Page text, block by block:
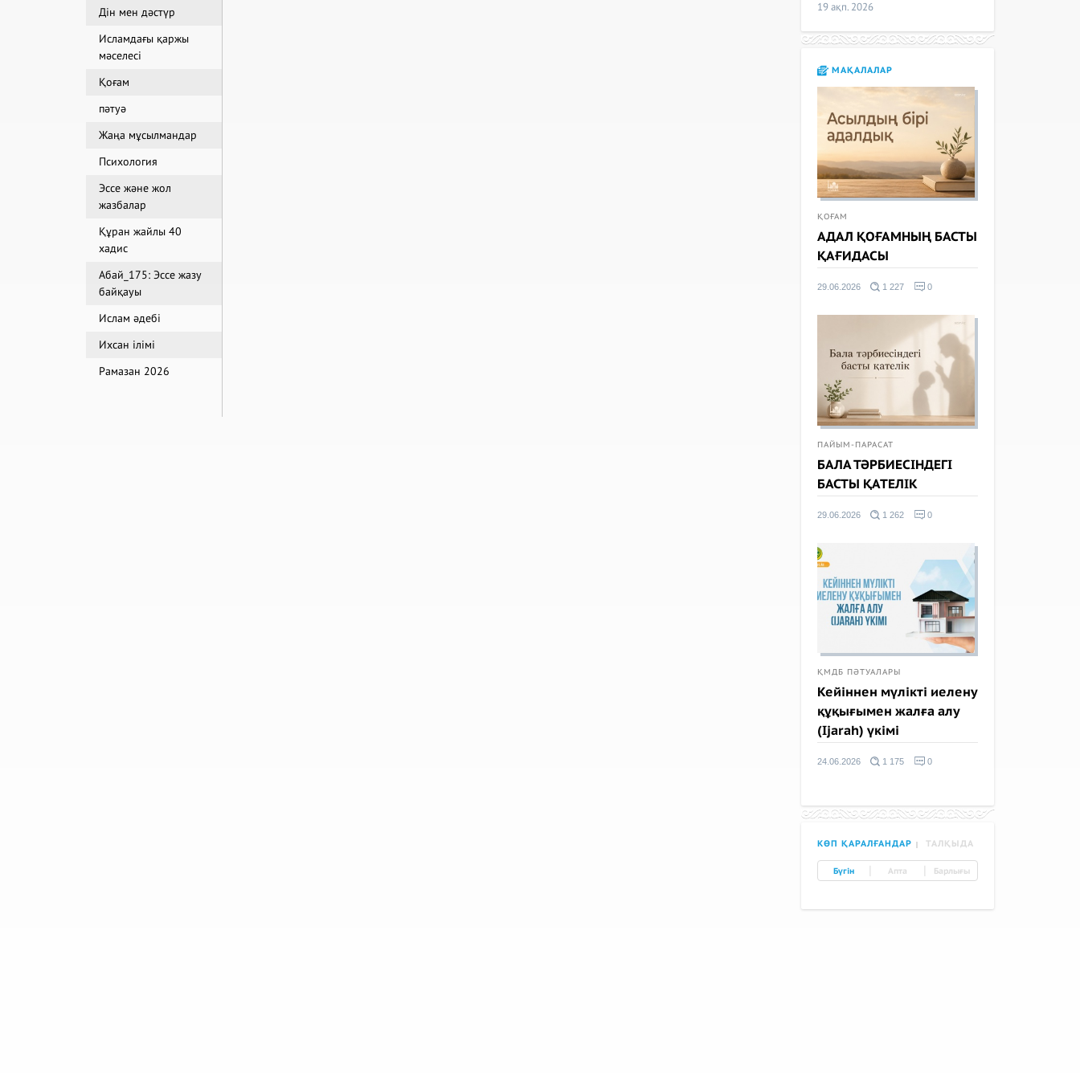
Дін мен дәстүр
Исламдағы қаржы
мәселесі
Қоғам
пәтуә
Жаңа мұсылмандар
Психология
Эссе және жол
жазбалар
Құран жайлы 40
хадис
Абай_175: Эссе жазу
байқауы
Ислам әдебі
Ихсан ілімі
Рамазан 2026
19 ақп. 2026
МАҚАЛАЛАР
ҚОҒАМ
АДАЛ ҚОҒАМНЫҢ БАСТЫ
ҚАҒИДАСЫ
29.06.2026 1 227 0
ПАЙЫМ-ПАРАСАТ
БАЛА ТӘРБИЕСІНДЕГІ
БАСТЫ ҚАТЕЛІК
29.06.2026 1 262 0
ҚМДБ ПӘТУАЛАРЫ
Кейіннен мүлікті иелену
құқығымен жалға алу
(Ijarah) үкімі
24.06.2026 1 175 0
КӨП ҚАРАЛҒАНДАР ТАЛҚЫДА
Бүгін Апта Барлығы